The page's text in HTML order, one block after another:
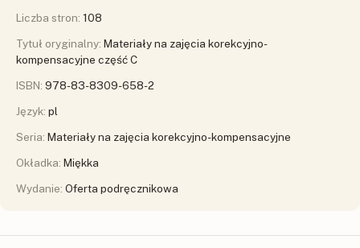
Liczba stron: 108
Tytuł oryginalny: Materiały na zajęcia korekcyjno-
kompensacyjne część C
ISBN: 978-83-8309-658-2
Język: pl
Seria: Materiały na zajęcia korekcyjno-kompensacyjne
Okładka: Miękka
Wydanie: Oferta podręcznikowa